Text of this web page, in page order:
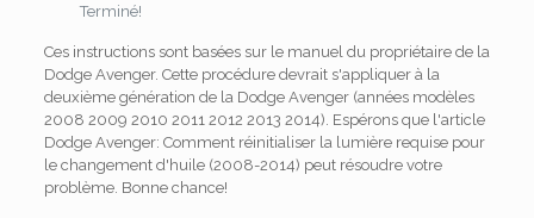
Terminé!
Ces instructions sont basées sur le manuel du propriétaire de la
Dodge Avenger. Cette procédure devrait s'appliquer à la
deuxième génération de la Dodge Avenger (années modèles
2008 2009 2010 2011 2012 2013 2014). Espérons que l'article
Dodge Avenger: Comment réinitialiser la lumière requise pour
le changement d'huile (2008-2014) peut résoudre votre
problème. Bonne chance!